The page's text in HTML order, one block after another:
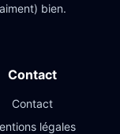
bien.
Contact
Contact
légales